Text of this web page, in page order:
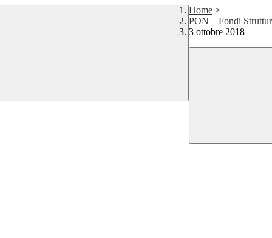
Home >
PON – Fondi
3 ottobre 2018